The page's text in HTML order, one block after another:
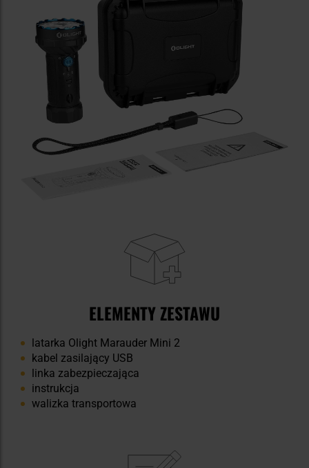
ELEMENTY ZESTAWU
latarka Olight Marauder Mini 2
kabel zasilający USB
linka zabezpieczająca
instrukcja
walizka transportowa